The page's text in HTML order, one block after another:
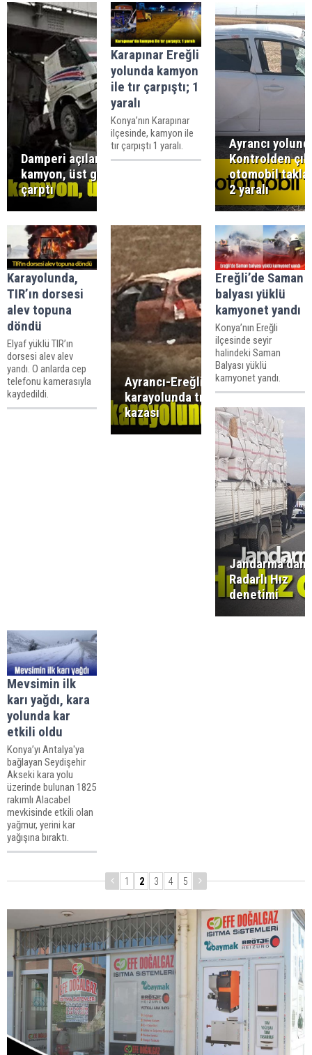
Damperi açılan
kamyon, üst geçide
çarptı
Karapınar Ereğli
yolunda kamyon
ile tır çarpıştı; 1
yaralı
Konya’nın Karapınar
ilçesinde, kamyon ile
tır çarpıştı 1 yaralı.
Ayrancı
Kontrolden
otomobil takla
2 yaralı
Karayolunda,
TIR’ın dorsesi
alev topuna
döndü
Elyaf yüklü TIR’ın
dorsesi alev alev
yandı. O anlarda cep
telefonu kamerasıyla
kaydedildi.
Ayrancı-Ereğli
karayolunda trafik
kazası
Ereğli’de Saman
balyası yüklü
kamyonet yandı
Konya’nın Ereğli
ilçesinde seyir
halindeki Saman
Balyası yüklü
kamyonet yandı.
Jandarma’dan
Radarlı Hız
denetimi
Mevsimin ilk
karı yağdı, kara
yolunda kar
etkili oldu
Konya’yı Antalya'ya
bağlayan Seydişehir
Akseki kara yolu
üzerinde bulunan 1825
rakımlı Alacabel
mevkisinde etkili olan
yağmur, yerini kar
yağışına bıraktı.
1 2 3 4 5